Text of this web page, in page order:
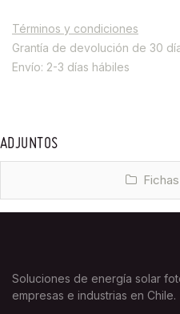
Términos y condiciones
Grantía de devolución de 30
Envío: 2-3 días hábiles
ADJUNTOS
Soluciones de energía solar
empresas e industrias en Chile.